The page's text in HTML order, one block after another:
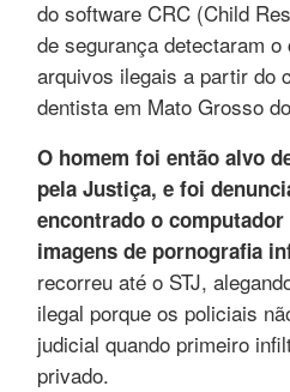
do software CRC (Child
de segurança detectaram
arquivos ilegais a partir do
dentista em Mato Grosso
O homem foi então alvo
pela Justiça, e foi
encontrado o computador
imagens de pornografia
recorreu até o STJ,
ilegal porque os policiais
judicial quando primeiro
privado.